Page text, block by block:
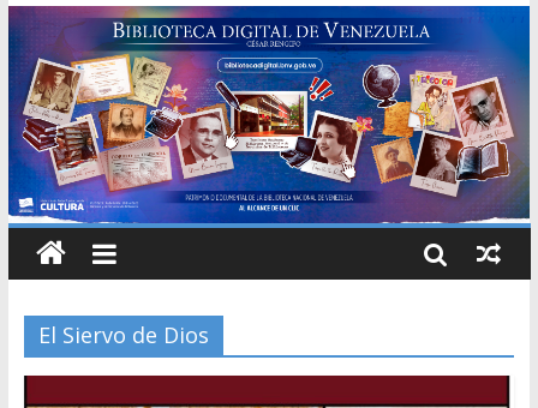
Modesta Bor Sánchez [material gráfico]
Gaceta Oficial de la República de Venezuela año CXXXIII Mes V,
Caracas 09 de marzo de 2006 N° 38.394
Catálogo temático de obras de Modesta Bor
El Siervo de Dios